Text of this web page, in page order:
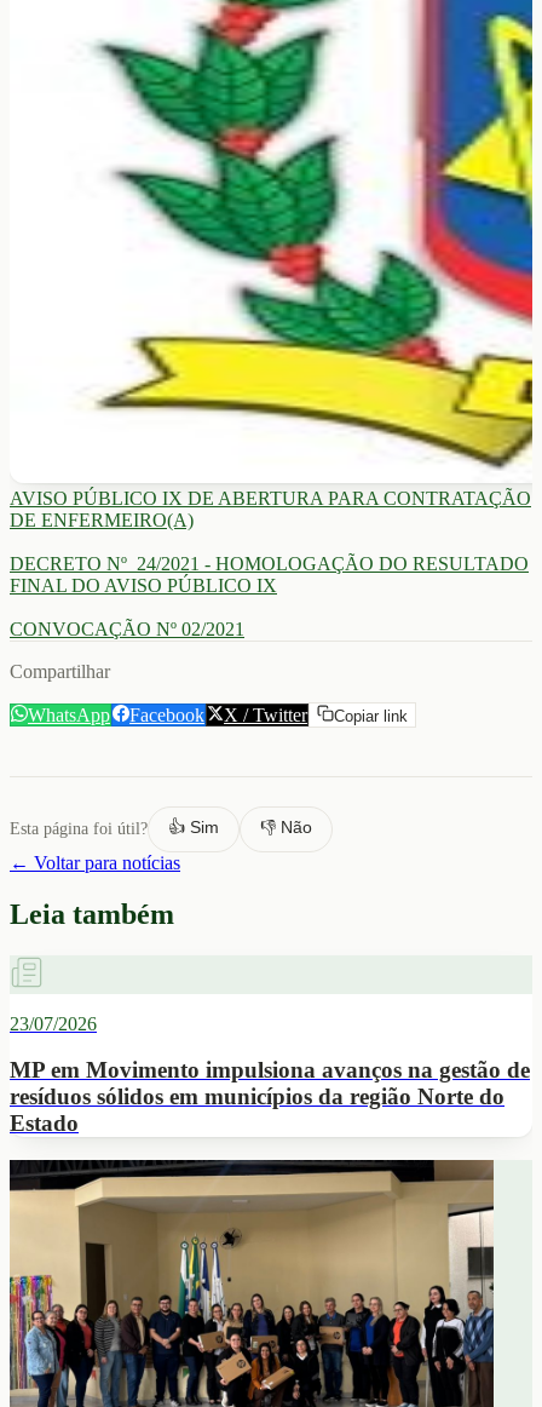
AVISO PÚBLICO IX DE ABERTURA PARA CONTRATAÇÃO
DE ENFERMEIRO(A)
DECRETO Nº 24/2021 - HOMOLOGAÇÃO DO RESULTADO
FINAL DO AVISO PÚBLICO IX
CONVOCAÇÃO Nº 02/2021
Compartilhar
WhatsApp Facebook X / Twitter Copiar link
Esta página foi útil? 👍 Sim 👎 Não
← Voltar para notícias
Leia também
23/07/2026
MP em Movimento impulsiona avanços na gestão de
resíduos sólidos em municípios da região Norte do
Estado